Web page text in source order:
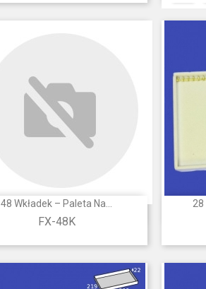
48 Wkładek – Paleta Na...
FX-48K
Szybki podgląd
28